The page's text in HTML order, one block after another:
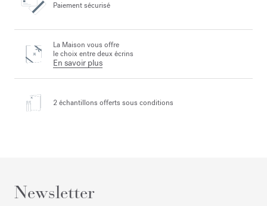
Paiement sécurisé
La Maison vous offre
le choix entre deux écrins
En savoir plus
2 échantillons offerts sous conditions
Newsletter